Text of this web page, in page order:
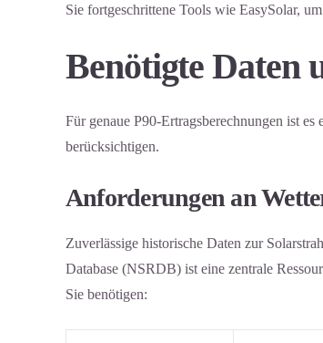
Sie fortgeschrittene Tools wie EasySolar,
Benötigte Daten
Für genaue P90-Ertragsberechnungen ist
berücksichtigen.
Anforderungen an
Zuverlässige historische Daten zur
Database (NSRDB) ist eine zentrale
Sie benötigen: